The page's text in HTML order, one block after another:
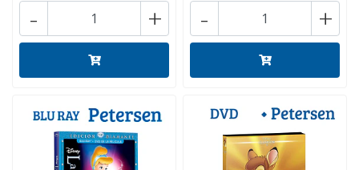
+
- +
-